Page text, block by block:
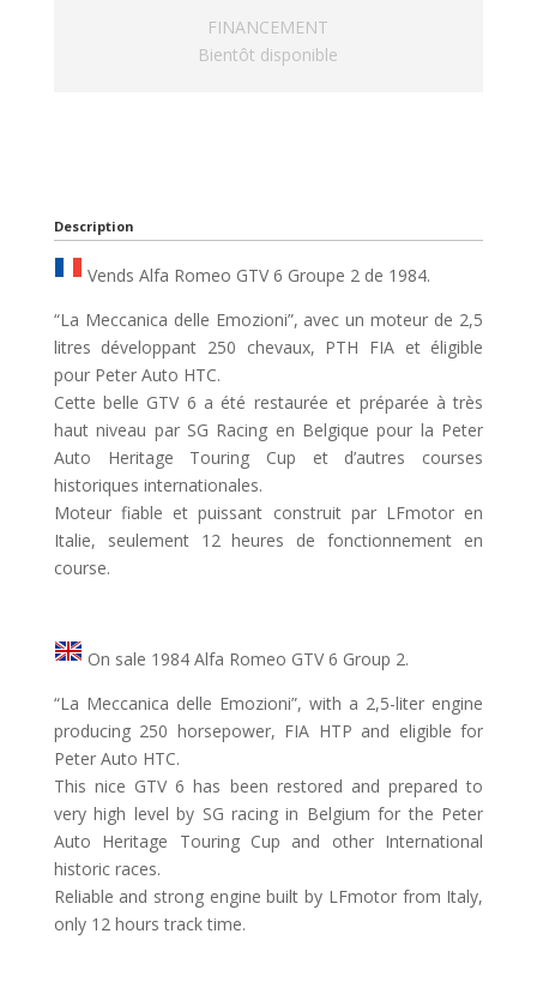
FINANCEMENT
Bientôt disponible
Description
Vends Alfa Romeo GTV 6 Groupe 2 de 1984.
“La Meccanica delle Emozioni”, avec un moteur de 2,5
litres développant 250 chevaux, PTH FIA et éligible
pour Peter Auto HTC.
Cette belle GTV 6 a été restaurée et préparée à très
haut niveau par SG Racing en Belgique pour la Peter
Auto Heritage Touring Cup et d’autres courses
historiques internationales.
Moteur fiable et puissant construit par LFmotor en
Italie, seulement 12 heures de fonctionnement en
course.
On sale 1984 Alfa Romeo GTV 6 Group 2.
“La Meccanica delle Emozioni”, with a 2,5-liter engine
producing 250 horsepower, FIA HTP and eligible for
Peter Auto HTC.
This nice GTV 6 has been restored and prepared to
very high level by SG racing in Belgium for the Peter
Auto Heritage Touring Cup and other International
historic races.
Reliable and strong engine built by LFmotor from Italy,
only 12 hours track time.